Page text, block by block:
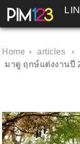
Skip
to
Home
articles
มาดู ฤกษ์แต่งงานปี